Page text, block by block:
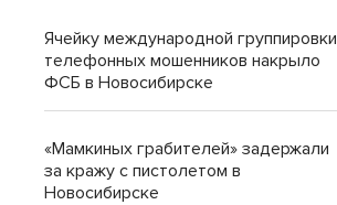
Ячейку международной группировки
телефонных мошенников накрыло
ФСБ в Новосибирске
«Мамкиных грабителей» задержали
за кражу с пистолетом в
Новосибирске